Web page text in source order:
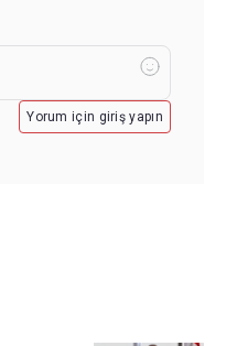
Yorum için giriş yapın